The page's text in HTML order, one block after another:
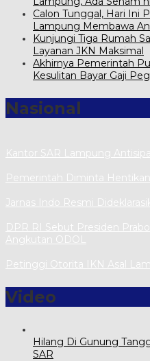
Calon Tunggal, Hari Ini
Lampung Membawa
Kunjungi Tiga Rumah
Layanan JKN Maksimal
Akhirnya Pemerintah
Kesulitan Bayar Gaji
Nasional
Kantor SAR Lampung
Pemerintah Diminta
Jarnas Indo Resmi
DPR RI Sebut Presiden
Angkutan ODOL
Petinggi Otorita IKN Asal
Video
Hilang Di Gunung
SAR